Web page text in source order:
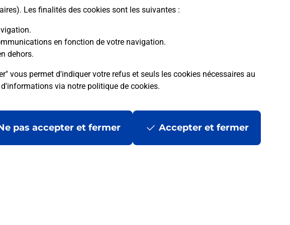
Les finalités des cookies sont les suivantes :
en fonction de votre navigation.
dehors.
vous permet d'indiquer votre refus et seuls les cookies nécessaires au
via notre politique de cookies.
pas accepter et fermer Accepter et fermer
aux lettres ?